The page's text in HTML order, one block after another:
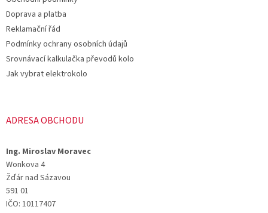
Doprava a platba
Reklamační řád
Podmínky ochrany osobních údajů
Srovnávací kalkulačka převodů kolo
Jak vybrat elektrokolo
ADRESA OBCHODU
Ing. Miroslav Moravec
Wonkova 4
Žďár nad Sázavou
591 01
IČO: 10117407